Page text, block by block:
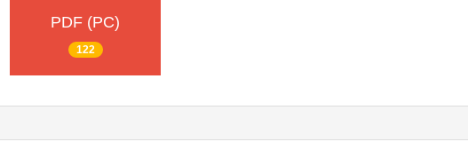
PDF (PC)
122